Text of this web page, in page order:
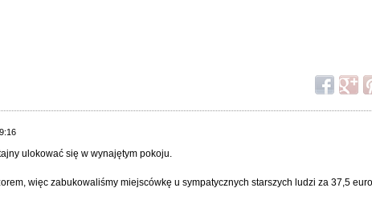
ulokować się w wynajętym pokoju.
więc zabukowaliśmy miejscówkę u sympatycznych starszych ludzi za 37,5 euro.